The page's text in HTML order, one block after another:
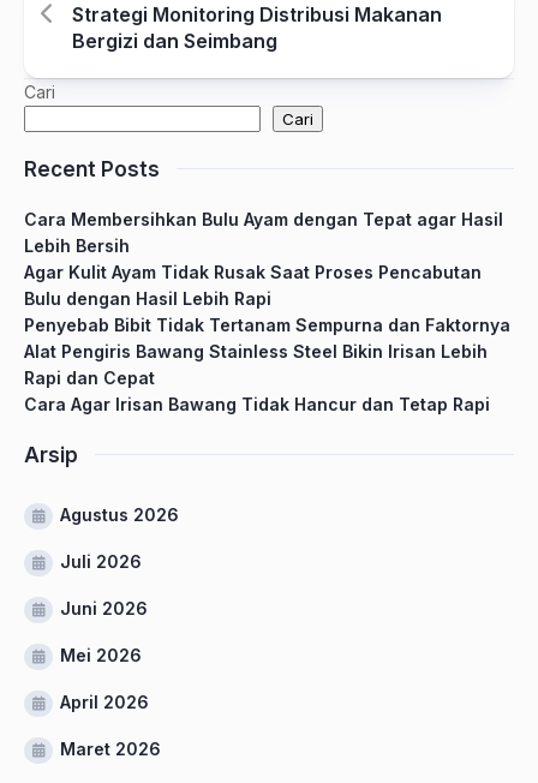
Strategi Monitoring Distribusi Makanan
Bergizi dan Seimbang
Cari
Cari
Recent Posts
Cara Membersihkan Bulu Ayam dengan Tepat agar Hasil
Lebih Bersih
Agar Kulit Ayam Tidak Rusak Saat Proses Pencabutan
Bulu dengan Hasil Lebih Rapi
Penyebab Bibit Tidak Tertanam Sempurna dan Faktornya
Alat Pengiris Bawang Stainless Steel Bikin Irisan Lebih
Rapi dan Cepat
Cara Agar Irisan Bawang Tidak Hancur dan Tetap Rapi
Arsip
Agustus 2026
Juli 2026
Juni 2026
Mei 2026
April 2026
Maret 2026